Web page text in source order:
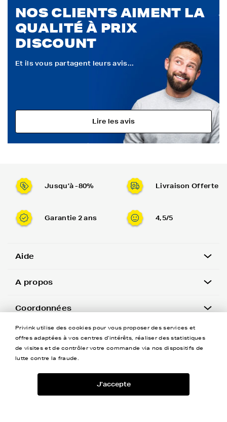
NOS CLIENTS AIMENT LA
QUALITÉ À PRIX
DISCOUNT
Et ils vous partagent leurs avis...
Lire les avis
Jusqu’à -80% Livraison Offerte
Garantie 2 ans 4,5/5
Aide
A propos
Coordonnées
Newsletter
Privink utilise des cookies pour vous proposer des services et
offres adaptées à vos centres d'intérêts, réaliser des statistiques
de visites et de contrôler votre commande via nos dispositifs de
lutte contre la fraude.
J'accepte